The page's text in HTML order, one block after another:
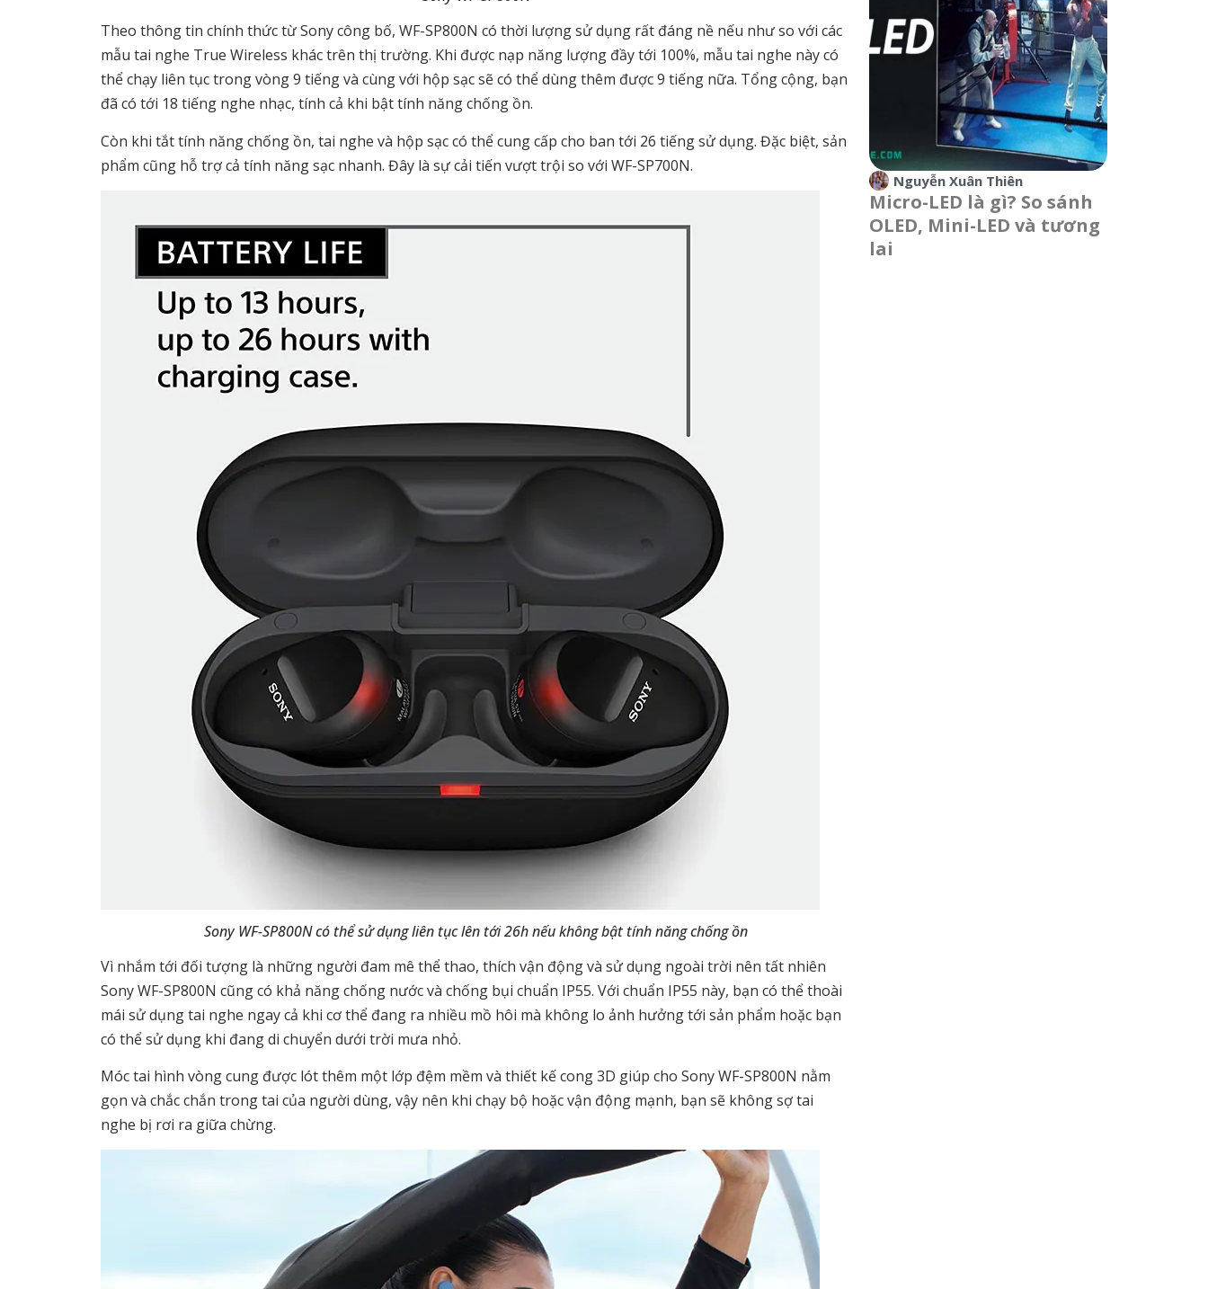
Theo thông tin chính thức từ Sony công bố, WF-SP800N có thời lượng sử dụng rất đáng nề nếu như so với các
mẫu tai nghe True Wireless khác trên thị trường. Khi được nạp năng lượng đầy tới 100%, mẫu tai nghe này có
thể chạy liên tục trong vòng 9 tiếng và cùng với hộp sạc sẽ có thể dùng thêm được 9 tiếng nữa. Tổng cộng, bạn
đã có tới 18 tiếng nghe nhạc, tính cả khi bật tính năng chống ồn.
Còn khi tắt tính năng chống ồn, tai nghe và hộp sạc có thể cung cấp cho ban tới 26 tiếng sử dụng. Đặc biệt, sản
phẩm cũng hỗ trợ cả tính năng sạc nhanh. Đây là sự cải tiến vượt trội so với WF-SP700N.
Sony WF-SP800N có thể sử dụng liên tục lên tới 26h nếu không bật tính năng chống ồn
Vì nhắm tới đối tượng là những người đam mê thể thao, thích vận động và sử dụng ngoài trời nên tất nhiên
Sony WF-SP800N cũng có khả năng chống nước và chống bụi chuẩn IP55. Với chuẩn IP55 này, bạn có thể thoài
mái sử dụng tai nghe ngay cả khi cơ thể đang ra nhiều mồ hôi mà không lo ảnh hưởng tới sản phẩm hoặc bạn
có thể sử dụng khi đang di chuyển dưới trời mưa nhỏ.
Móc tai hình vòng cung được lót thêm một lớp đệm mềm và thiết kế cong 3D giúp cho Sony WF-SP800N nằm
gọn và chắc chắn trong tai của người dùng, vậy nên khi chạy bộ hoặc vận động mạnh, bạn sẽ không sợ tai
nghe bị rơi ra giữa chừng.
Nguyễn Xuân Thiên
Micro-LED là gì? So sánh
OLED, Mini-LED và tương
lai